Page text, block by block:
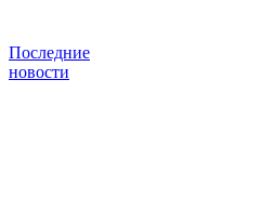
Последние
новости